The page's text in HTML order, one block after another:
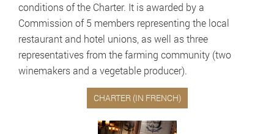
conditions of the Charter. It is awarded by a
Commission of 5 members representing the local
restaurant and hotel unions, as well as three
representatives from the farming community (two
winemakers and a vegetable producer).
CHARTER (IN FRENCH)